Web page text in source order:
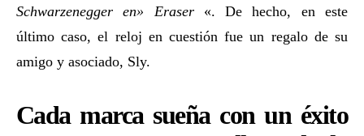
Schwarzenegger en» Eraser«. De hecho, en este
último caso, el reloj en cuestión fue un regalo de su
amigo y asociado, Sly.
Cada marca sueña con un éxito